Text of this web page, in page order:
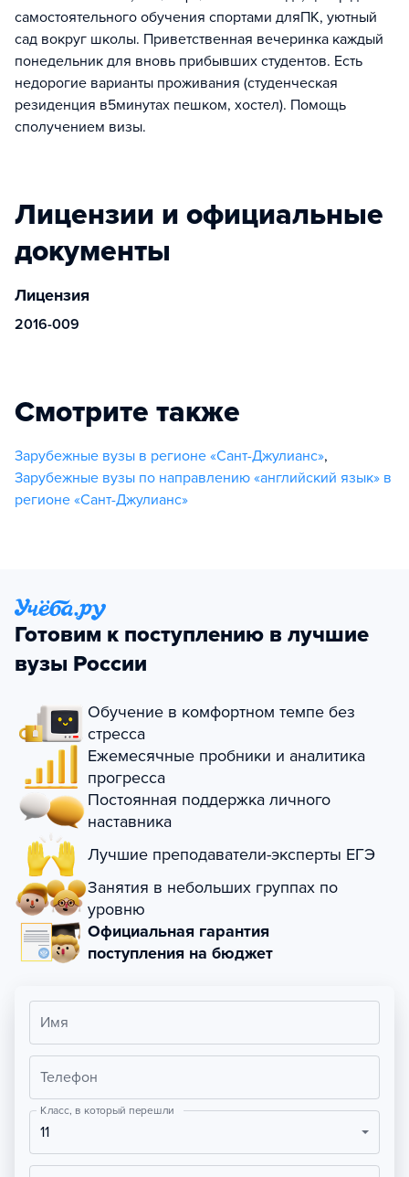
самостоятельного обучения спортами дляПК, уютный
сад вокруг школы. Приветственная вечеринка каждый
понедельник для вновь прибывших студентов. Есть
недорогие варианты проживания (студенческая
резиденция в5минутах пешком, хостел). Помощь
сполучением визы.
Лицензии и официальные
документы
Лицензия
2016-009
Смотрите также
Зарубежные вузы в регионе «Сант-Джулианс»,
Зарубежные вузы по направлению «английский язык» в
регионе «Сант-Джулианс»
Готовим к поступлению в лучшие
вузы России
Обучение в комфортном темпе без
стресса
Ежемесячные пробники и аналитика
прогресса
Постоянная поддержка личного
наставника
Лучшие преподаватели-эксперты ЕГЭ
Занятия в небольших группах по
уровню
Официальная гарантия
поступления на бюджет
Имя
Телефон
Класс, в который перешли
11